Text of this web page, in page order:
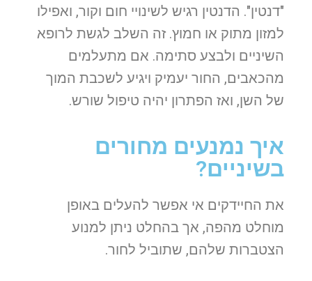
"דנטין". הדנטין רגיש לשינויי חום וקור, ואפילו
למזון מתוק או חמוץ. זה השלב לגשת לרופא
השיניים ולבצע סתימה. אם מתעלמים
מהכאבים, החור יעמיק ויגיע לשכבת המוך
של השן, ואז הפתרון יהיה טיפול שורש.
איך נמנעים מחורים
בשיניים?
את החיידקים אי אפשר להעלים באופן
מוחלט מהפה, אך בהחלט ניתן למנוע
הצטברות שלהם, שתוביל לחור.